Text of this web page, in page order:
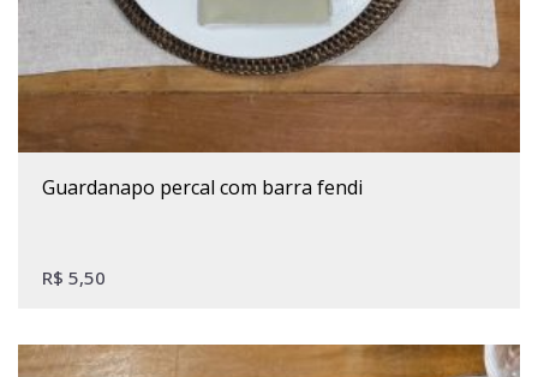
guardanapo percal com barra fendi
R$ 5,50